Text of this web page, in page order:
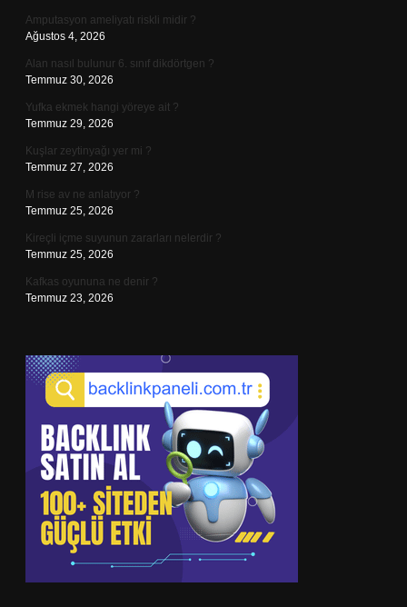
Amputasyon ameliyatı riskli midir ?
Ağustos 4, 2026
Alan nasıl bulunur 6. sınıf dikdörtgen ?
Temmuz 30, 2026
Yufka ekmek hangi yöreye ait ?
Temmuz 29, 2026
Kuşlar zeytinyağı yer mi ?
Temmuz 27, 2026
M rise av ne anlatıyor ?
Temmuz 25, 2026
Kireçli içme suyunun zararları nelerdir ?
Temmuz 25, 2026
Kafkas oyununa ne denir ?
Temmuz 23, 2026